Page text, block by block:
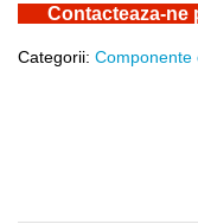
Contacteaza-ne
Categorii: Componente